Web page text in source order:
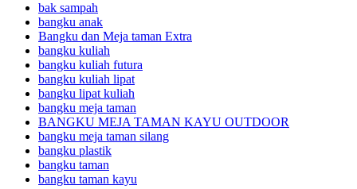
bak sampah
bangku anak
Bangku dan Meja taman Extra
bangku kuliah
bangku kuliah futura
bangku kuliah lipat
bangku lipat kuliah
bangku meja taman
BANGKU MEJA TAMAN KAYU OUTDOOR
bangku meja taman silang
bangku plastik
bangku taman
bangku taman kayu